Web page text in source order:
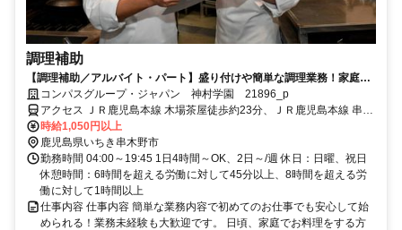
調理補助
【調理補助／アルバイト・パート】盛り付けや簡単な調理業務！家庭の
調理レベルでOK！
コンパスグループ・ジャパン 神村学園 21896_p
アクセス ＪＲ鹿児島本線 木場茶屋徒歩約23分、ＪＲ鹿児島本線 串木
野徒歩約54分、連絡バス 串木野徒歩約54分
時給1,050円以上
鹿児島県いちき串木野市
勤務時間 04:00～19:45 1日4時間～OK、2日～/週 休日：日曜、祝日
休憩時間：6時間を超える労働に対して45分以上、8時間を超える労
働に対して1時間以上
仕事内容 仕事内容 簡単な業務内容で初めてのお仕事でも安心して始
められる！業務未経験も大歓迎です。 日頃、家庭でお料理をする方